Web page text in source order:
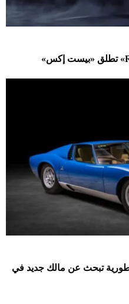
1967.. نسخة أسطورية تبحث عن مالك جديد في